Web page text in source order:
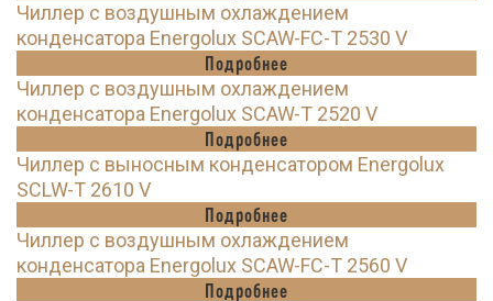
Чиллер с воздушным охлаждением
конденсатора Energolux SCAW-FC-T 2530 V
Подробнее
Чиллер с воздушным охлаждением
конденсатора Energolux SCAW-T 2520 V
Подробнее
Чиллер с выносным конденсатором Energolux
SCLW-T 2610 V
Подробнее
Чиллер с воздушным охлаждением
конденсатора Energolux SCAW-FC-T 2560 V
Подробнее